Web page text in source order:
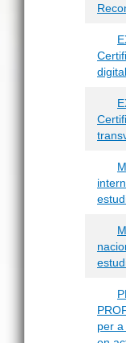
digital
per